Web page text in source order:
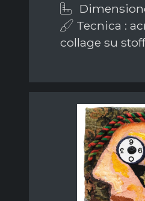
Tecnica :
collage su